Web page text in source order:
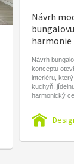
Návrh
harmonie
Návrh
konceptu
interiéru,
kuchyň,
harmonický